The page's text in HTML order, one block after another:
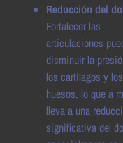
Reducción del
Fortalecer las
articulaciones
disminuir la
los cartílagos y los
huesos, lo que a
lleva a una
significativa del